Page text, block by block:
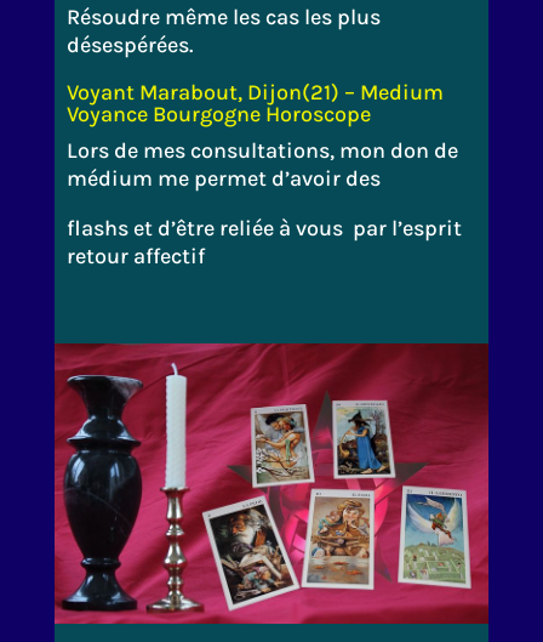
Résoudre même les cas les plus
désespérées.
Voyant Marabout, Dijon(21) – Medium
Voyance Bourgogne Horoscope
Lors de mes consultations, mon don de
médium me permet d’avoir des
flashs et d’être reliée à vous par l’esprit
retour affectif